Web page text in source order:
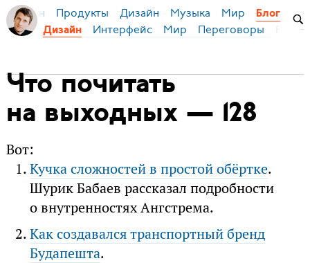
Бирман Продукты Дизайн Музыка Мир
Блог
Дизайн
Интерфейс Мир Переговоры
Что почитать
на выходных — 128
Вот:
Кучка сложностей в простой обёртке.
Шурик Бабаев рассказал подробности
о внутренностях Ангстрема.
Как создавался транспортный бренд
Будапешта.